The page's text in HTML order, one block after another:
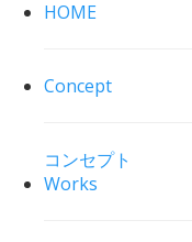
HOME
Concept
コンセプト
Works